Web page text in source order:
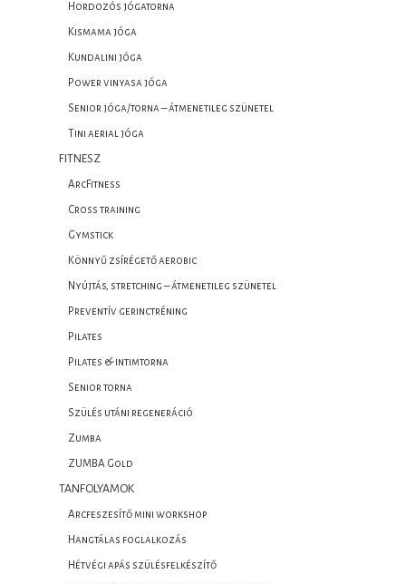
Hordozós jógatorna
Kismama jóga
Kundalini jóga
Power vinyasa jóga
Senior jóga/torna – átmenetileg szünetel
Tini aerial jóga
FITNESZ
ArcFitness
Cross training
Gymstick
Könnyű zsírégető aerobic
Nyújtás, stretching – átmenetileg szünetel
Preventív gerinctréning
Pilates
Pilates & intimtorna
Senior torna
Szülés utáni regeneráció
Zumba
ZUMBA Gold
TANFOLYAMOK
Arcfeszesítő mini workshop
Hangtálas foglalkozás
Hétvégi apás szülésfelkészítő